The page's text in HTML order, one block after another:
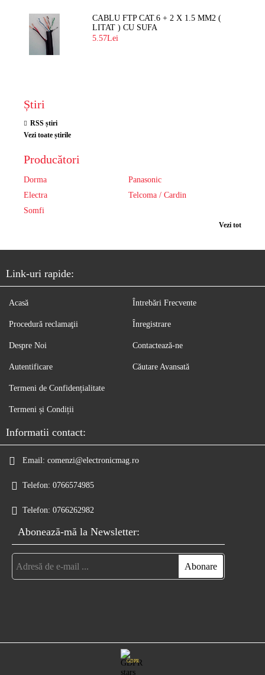
CABLU FTP CAT.6 + 2 X 1.5 MM2 (
LITAT ) CU SUFA
5.57Lei
Știri
RSS știri
Vezi toate știrile
Producători
Dorma
Panasonic
Electra
Telcoma / Cardin
Somfi
Vezi tot
Link-uri rapide:
Acasă
Procedură reclamaţii
Despre Noi
Autentificare
Întrebări Frecvente
Înregistrare
Contactează-ne
Căutare Avansată
Termeni de Confidențialitate
Termeni și Condiții
Informatii contact:
Email: comenzi@electronicmag.ro
Telefon: 0766574985
Telefon: 0766262982
Abonează-mă la Newsletter:
GDPR